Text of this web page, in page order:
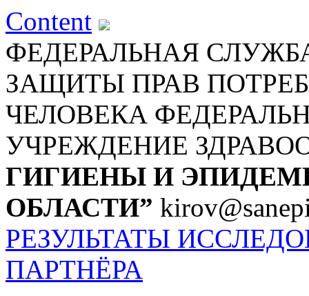
Content
ФЕДЕРАЛЬНАЯ
ЗАЩИТЫ ПРАВ
ЧЕЛОВЕКА
УЧРЕЖДЕНИЕ
ГИГИЕНЫ И
ОБЛАСТИ”
РЕЗУЛЬТАТЫ
ПАРТНЁРА